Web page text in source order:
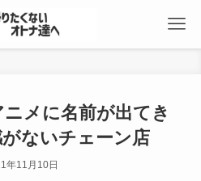
メに名前が出てき
ないチェーン店
年11月10日